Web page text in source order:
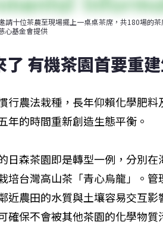
請十位茶農至現場擺上一桌桌茶席，共180場的
心基金會提供
有機茶園首要重
行農法栽種，長年仰賴化學肥
年的時間重新創造生態平衡。
日森茶園即是轉型一例，分別
培台灣高山茶「青心烏龍」。
近農田的水質與土壤容易交互
確保不會被其他茶園的化學物質